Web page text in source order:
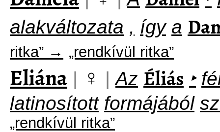
alakváltozata , így a
ritka” → „rendkívül ritka”
Eliána | ♀ | Az Éliás ‣
latinosított formájából
„rendkívül ritka”